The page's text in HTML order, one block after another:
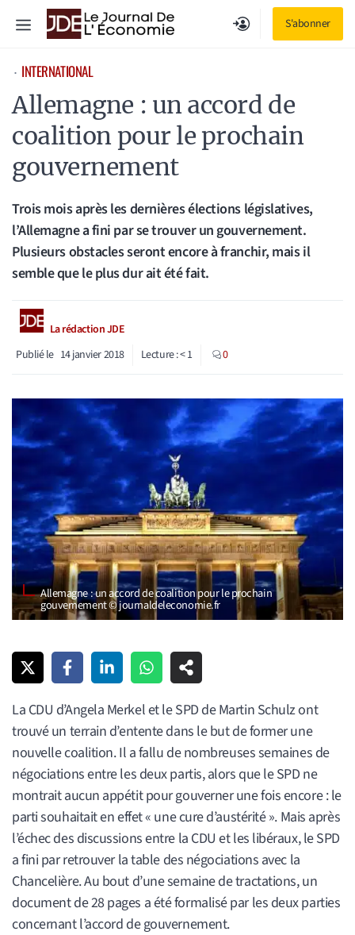
S'abonner
Menu
⋅ INTERNATIONAL
Allemagne : un accord de
coalition pour le prochain
gouvernement
Trois mois après les dernières élections législatives,
l’Allemagne a fini par se trouver un gouvernement.
Plusieurs obstacles seront encore à franchir, mais il
semble que le plus dur ait été fait.
La rédaction JDE
Publié le 14 janvier 2018 Lecture :< 1 0
Allemagne : un accord de coalition pour le prochain
gouvernement © journaldeleconomie.fr
La CDU d’Angela Merkel et le SPD de Martin Schulz ont
trouvé un terrain d’entente dans le but de former une
nouvelle coalition. Il a fallu de nombreuses semaines de
négociations entre les deux partis, alors que le SPD ne
montrait aucun appétit pour gouverner une fois encore : le
parti souhaitait en effet « une cure d’austérité ». Mais après
l’échec des discussions entre la CDU et les libéraux, le SPD
a fini par retrouver la table des négociations avec la
Chancelière. Au bout d’une semaine de tractations, un
document de 28 pages a été formalisé par les deux parties
concernant l’accord de gouvernement.